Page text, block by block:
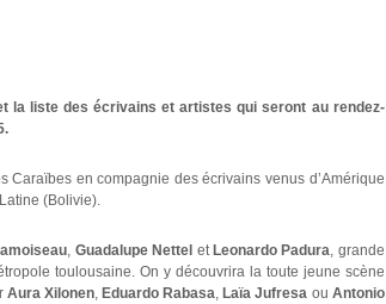
la liste des écrivains et artistes qui seront au rendez-
Caraïbes en compagnie des écrivains venus d’Amérique
(Bolivie).
Guadalupe Nettel et Leonardo Padura , grande
toulousaine. On y découvrira la toute jeune scène
Aura Xilonen,Eduardo Rabasa ,Laïa Jufresa ou Antonio